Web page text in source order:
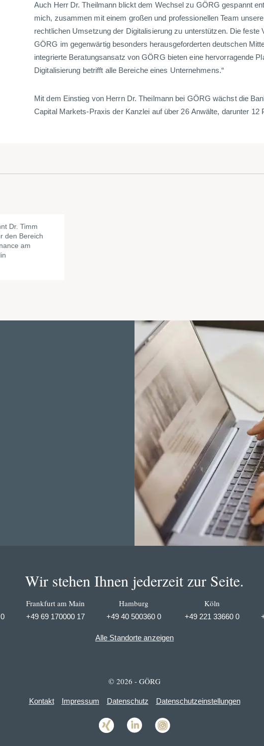
Auch Herr Dr. Theilmann blickt dem Wechsel zu GÖRG gespannt
mich, zusammen mit einem großen und professionellen Team
rechtlichen Umsetzung der Digitalisierung zu unterstützen. Die feste
GÖRG im gegenwärtig besonders herausgeforderten deutschen
integrierte Beratungsansatz von GÖRG bieten eine hervorragende
Digitalisierung betrifft alle Bereiche eines Unternehmens.“
Mit dem Einstieg von Herrn Dr. Theilmann bei GÖRG wächst die
Capital Markets-Praxis der Kanzlei auf über 26 Anwälte, darunter 12
Dr. Timm
den Bereich
am
Wir stehen Ihnen jederzeit zur Seite.
Frankfurt am Main
+49 69 170000 17
Hamburg
+49 40 500360 0
Köln
+49 221 33660 0
Alle Standorte anzeigen
© 2026 - GÖRG
Kontakt Impressum Datenschutz Datenschutzeinstellungen